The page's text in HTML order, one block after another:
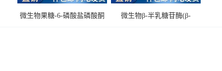
微生物果糖-6-磷酸盐磷酸酮
微生物β-半乳糖苷酶(β-